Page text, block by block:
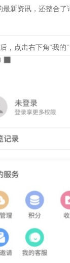
新资讯，还整合了
点击右下角“我的